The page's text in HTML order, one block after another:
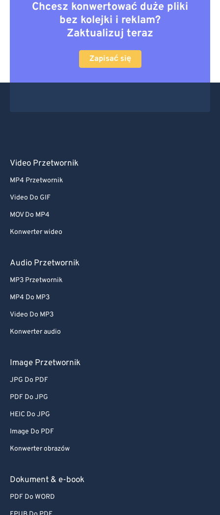
Chcesz konwertować duże pliki
bez kolejki i reklam?
Zaktualizuj teraz
Zapisać się
Video Przetwornik
MP4 Przetwornik
Video Do GIF
MOV Do MP4
Konwerter wideo
Audio Przetwornik
MP3 Przetwornik
MP4 Do MP3
Video Do MP3
Konwerter audio
Image Przetwornik
JPG Do PDF
PDF Do JPG
HEIC Do JPG
Image Do PDF
Konwerter obrazów
Dokument & e-book
PDF Do WORD